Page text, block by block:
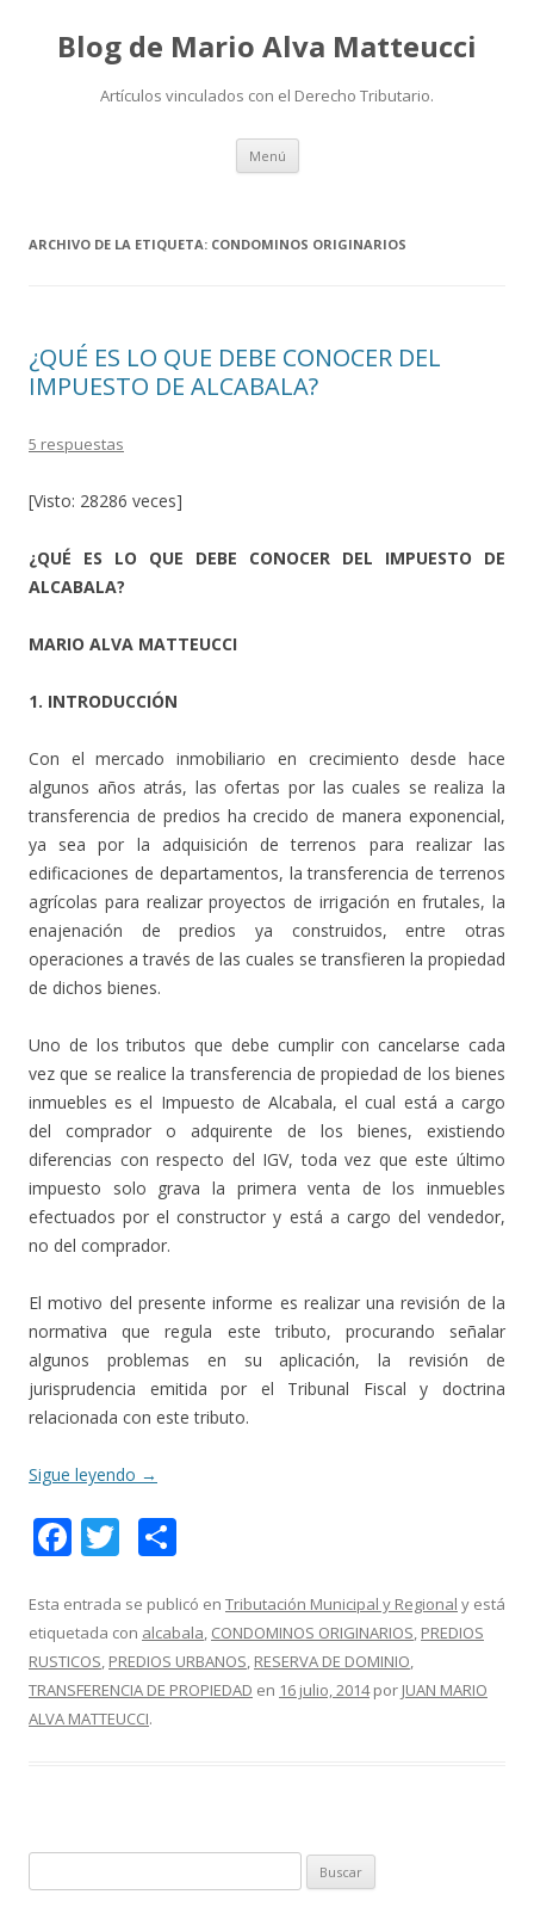
Blog de Mario Alva Matteucci
Artículos vinculados con el Derecho Tributario.
Menú Ir
contenido
ARCHIVO DE LA ETIQUETA: CONDOMINOS ORIGINARIOS
¿QUÉ ES LO QUE DEBE CONOCER DEL
IMPUESTO DE ALCABALA?
5 respuestas
[Visto: 28286 veces]
¿QUÉ ES LO QUE DEBE CONOCER DEL IMPUESTO DE
ALCABALA?
MARIO ALVA MATTEUCCI
1. INTRODUCCIÓN
Con el mercado inmobiliario en crecimiento desde hace
algunos años atrás, las ofertas por las cuales se realiza la
transferencia de predios ha crecido de manera exponencial,
ya sea por la adquisición de terrenos para realizar las
edificaciones de departamentos, la transferencia de terrenos
agrícolas para realizar proyectos de irrigación en frutales, la
enajenación de predios ya construidos, entre otras
operaciones a través de las cuales se transfieren la propiedad
de dichos bienes.
Uno de los tributos que debe cumplir con cancelarse cada
vez que se realice la transferencia de propiedad de los bienes
inmuebles es el Impuesto de Alcabala, el cual está a cargo
del comprador o adquirente de los bienes, existiendo
diferencias con respecto del IGV, toda vez que este último
impuesto solo grava la primera venta de los inmuebles
efectuados por el constructor y está a cargo del vendedor,
no del comprador.
El motivo del presente informe es realizar una revisión de la
normativa que regula este tributo, procurando señalar
algunos problemas en su aplicación, la revisión de
jurisprudencia emitida por el Tribunal Fiscal y doctrina
relacionada con este tributo.
Sigue leyendo →
F
e
b
o
o
T
itt
er
m
p
ar
Esta entrada se publicó en Tributación Municipal y Regional y está
etiquetada con alcabala, CONDOMINOS ORIGINARIOS, PREDIOS
RUSTICOS, PREDIOS URBANOS, RESERVA DE DOMINIO,
TRANSFERENCIA DE PROPIEDAD en 16 julio, 2014por JUAN MARIO
ALVA MATTEUCCI.
u